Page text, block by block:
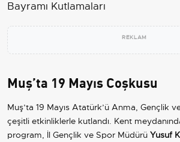
REKLAM
Muş’ta 19 Mayıs Coşkusu
Muş’ta 19 Mayıs Atatürk’ü Anma, Gençlik
çeşitli etkinliklerle kutlandı. Kent
program, İl Gençlik ve Spor Müdürü Yusuf